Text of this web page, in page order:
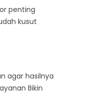
penting
kusut
agar hasilnya
Bikin